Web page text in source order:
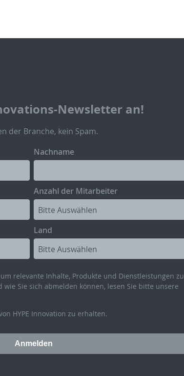
Newsletter an!
der Branche, kein Spam.
Nachname
Anzahl der Mitarbeiter
Land
relevante Inhalte, Produkte und Dienstleistungen zu
Sie sich abmelden können, lesen Sie bitte unsere
HYPE Innovation zu erhalten.